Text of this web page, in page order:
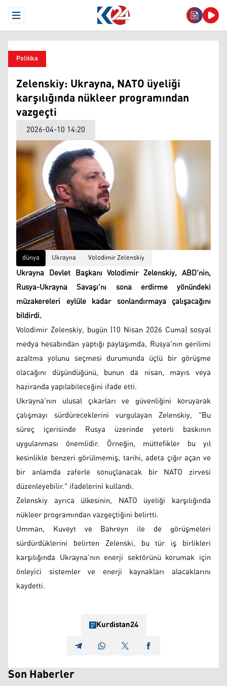
Open Menu
Politika
Zelenskiy: Ukrayna, NATO üyeliği
karşılığında nükleer programından
vazgeçti
2026-04-10 14:20
dünya Ukrayna Volodimir Zelenskiy
Ukrayna Devlet Başkanı Volodimir Zelenskiy, ABD'nin,
Rusya-Ukrayna Savaşı'nı sona erdirme yönündeki
müzakereleri eylüle kadar sonlandırmaya çalışacağını
bildirdi.
Volodimir Zelenskiy, bugün (10 Nisan 2026 Cuma) sosyal
medya hesabından yaptığı paylaşımda, Rusya'nın gerilimi
azaltma yolunu seçmesi durumunda üçlü bir görüşme
olacağını düşündüğünü, bunun da nisan, mayıs veya
haziranda yapılabileceğini ifade etti.
Ukrayna'nın ulusal çıkarları ve güvenliğini koruyarak
çalışmayı sürdüreceklerini vurgulayan Zelenskiy, "Bu
süreç içerisinde Rusya üzerinde yeterli baskının
uygulanması önemlidir. Örneğin, müttefikler bu yıl
kesinlikle benzeri görülmemiş, tarihi, adeta çığır açan ve
bir anlamda zaferle sonuçlanacak bir NATO zirvesi
düzenleyebilir." ifadelerini kullandı.
Zelenskiy ayrıca ülkesinin, NATO üyeliği karşılığında
nükleer programından vazgeçtiğini belirtti.
Umman, Kuveyt ve Bahreyn ile de görüşmeleri
sürdürdüklerini belirten Zelenski, bu tür iş birlikleri
karşılığında Ukrayna'nın enerji sektörünü korumak için
önleyici sistemler ve enerji kaynakları alacaklarını
kaydetti.​​​​​​​
Kurdistan24
Son Haberler